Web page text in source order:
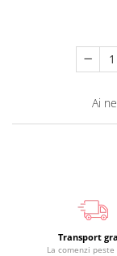
Ai
Transport
La comenzi